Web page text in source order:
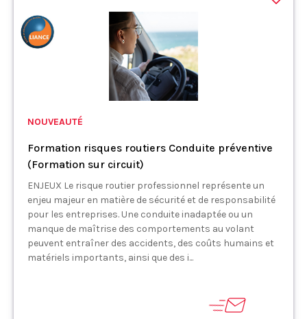
NOUVEAUTÉ
Formation risques routiers Conduite préventive
(Formation sur circuit)
ENJEUX Le risque routier professionnel représente un
enjeu majeur en matière de sécurité et de responsabilité
pour les entreprises. Une conduite inadaptée ou un
manque de maîtrise des comportements au volant
peuvent entraîner des accidents, des coûts humains et
matériels importants, ainsi que des i...